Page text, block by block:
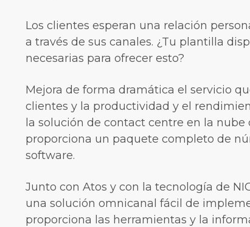
Los clientes esperan una relación
a través de sus canales. ¿Tu plantilla
necesarias para ofrecer esto?
Mejora de forma dramática el servicio
clientes y la productividad y el
la solución de contact centre en la nube
proporciona un paquete completo de
software.
Junto con Atos y con la tecnología de
una solución omnicanal fácil de
proporciona las herramientas y la